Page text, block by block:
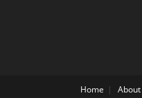
Home About